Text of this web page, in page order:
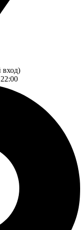
вход)